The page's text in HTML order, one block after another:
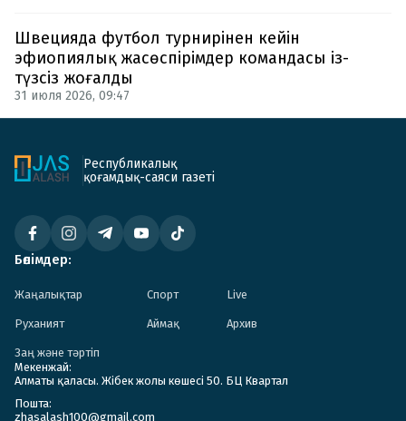
Швецияда футбол турнирінен кейін
эфиопиялық жасөспірімдер командасы із-
түзсіз жоғалды
31 июля 2026, 09:47
Республикалық
қоғамдық-саяси газеті
Бөлімдер:
Жаңалықтар Спорт Live
Руханият Аймақ Архив
Заң және тәртіп
Мекенжай:
Алматы қаласы. Жібек жолы көшесі 50. БЦ Квартал
Пошта:
zhasalash100@gmail.com